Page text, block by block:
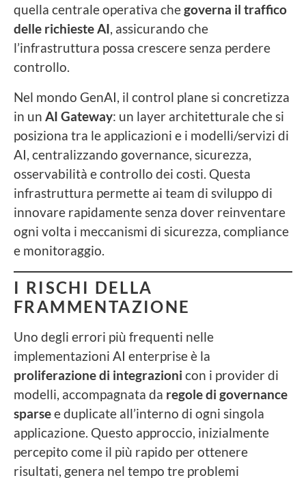
quella centrale operativa chegoverna il traffico
delle richieste AI, assicurando che
l’infrastruttura possa crescere senza perdere
controllo.
Nel mondo GenAI, il control plane si concretizza
in un AI Gateway: un layer architetturale che si
posiziona tra le applicazioni e i modelli/servizi di
AI, centralizzando governance, sicurezza,
osservabilità e controllo dei costi. Questa
infrastruttura permette ai team di sviluppo di
innovare rapidamente senza dover reinventare
ogni volta i meccanismi di sicurezza, compliance
e monitoraggio.
I RISCHI DELLA
FRAMMENTAZIONE
Uno degli errori più frequenti nelle
implementazioni AI enterprise è la
proliferazione di integrazioni con i provider di
modelli, accompagnata da regole di governance
sparsee duplicate all’interno di ogni singola
applicazione. Questo approccio, inizialmente
percepito come il più rapido per ottenere
risultati, genera nel tempo tre problemi